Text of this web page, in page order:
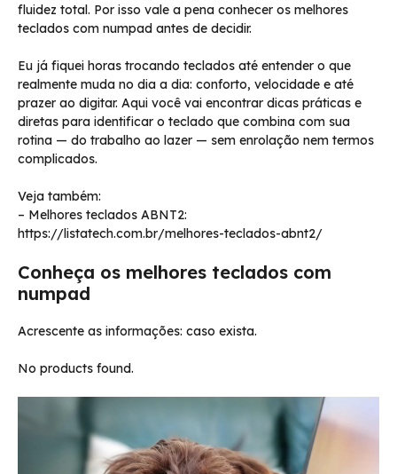
fluidez total. Por isso vale a pena conhecer os melhores
teclados com numpad antes de decidir.
Eu já fiquei horas trocando teclados até entender o que
realmente muda no dia a dia: conforto, velocidade e até
prazer ao digitar. Aqui você vai encontrar dicas práticas e
diretas para identificar o teclado que combina com sua
rotina — do trabalho ao lazer — sem enrolação nem termos
complicados.
Veja também:
– Melhores teclados ABNT2:
https://listatech.com.br/melhores-teclados-abnt2/
Conheça os melhores teclados com
numpad
Acrescente as informações: caso exista.
No products found.